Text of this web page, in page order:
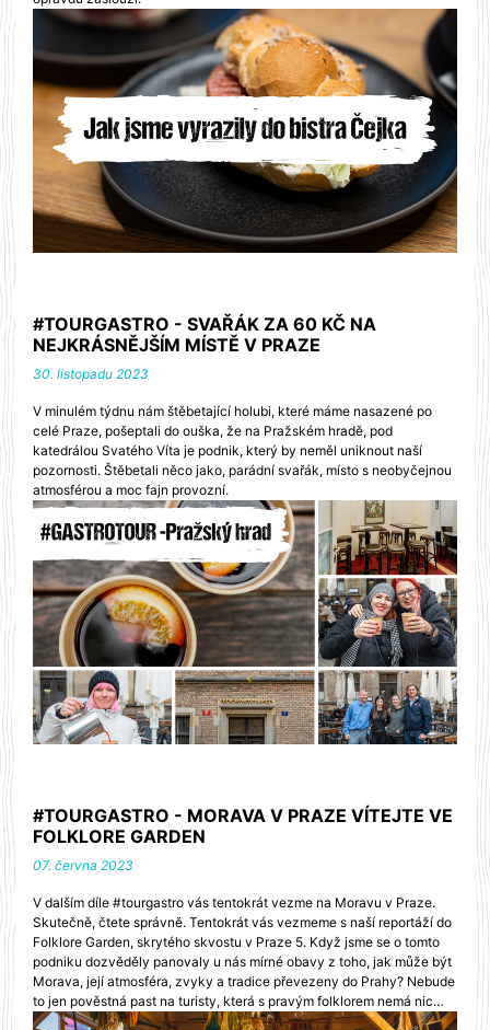
#TOURGASTRO - SVAŘÁK ZA 60 KČ NA
NEJKRÁSNĚJŠÍM MÍSTĚ V PRAZE
30. listopadu 2023
V minulém týdnu nám štěbetající holubi, které máme nasazené po
celé Praze, pošeptali do ouška, že na Pražském hradě, pod
katedrálou Svatého Víta je podnik, který by neměl uniknout naší
pozornosti. Štěbetali něco jako, parádní svařák, místo s neobyčejnou
atmosférou a moc fajn provozní.
#TOURGASTRO - MORAVA V PRAZE VÍTEJTE VE
FOLKLORE GARDEN
07. června 2023
V dalším díle #tourgastro vás tentokrát vezme na Moravu v Praze.
Skutečně, čtete správně. Tentokrát vás vezmeme s naší reportáží do
Folklore Garden, skrytého skvostu v Praze 5. Když jsme se o tomto
podniku dozvěděly panovaly u nás mírné obavy z toho, jak může být
Morava, její atmosféra, zvyky a tradice převezeny do Prahy? Nebude
to jen pověstná past na turisty, která s pravým folklorem nemá nic…